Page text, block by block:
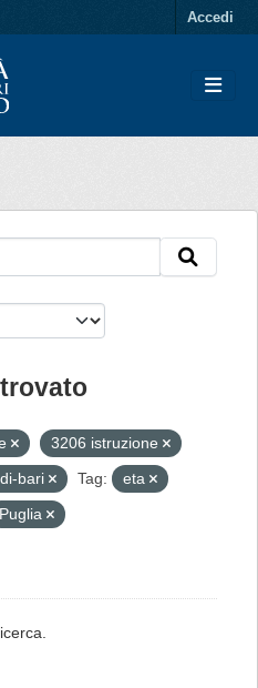
Accedi
3206 istruzione
bari Tag:
eta
Puglia